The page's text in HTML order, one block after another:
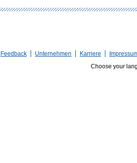
Feedback Unternehmen Karriere
Choose your